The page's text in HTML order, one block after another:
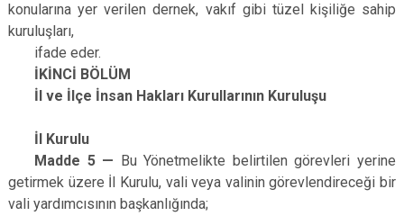
konularına yer verilen dernek, vakıf gibi tüzel kişiliğe sahip
kuruluşları,
ifade eder.
İKİNCİ BÖLÜM
İl ve İlçe İnsan Hakları Kurullarının Kuruluşu
İl Kurulu
Madde 5 — Bu Yönetmelikte belirtilen görevleri yerine
getirmek üzere İl Kurulu, vali veya valinin görevlendireceği bir
vali yardımcısının başkanlığında;